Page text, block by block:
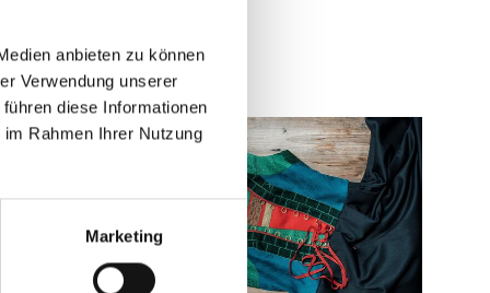
anbieten zu können
Verwendung unserer
diese Informationen
Rahmen Ihrer Nutzung
Marketing